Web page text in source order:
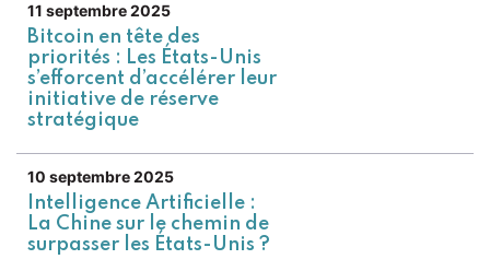
11 septembre 2025
Bitcoin en tête des
priorités : Les États-Unis
s’efforcent d’accélérer leur
initiative de réserve
stratégique
10 septembre 2025
Intelligence Artificielle :
La Chine sur le chemin de
surpasser les États-Unis ?